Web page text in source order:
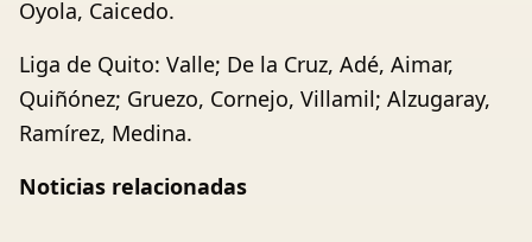
Oyola, Caicedo.
Liga de Quito: Valle; De la Cruz, Adé, Aimar,
Quiñónez; Gruezo, Cornejo, Villamil; Alzugaray,
Ramírez, Medina.
Noticias relacionadas